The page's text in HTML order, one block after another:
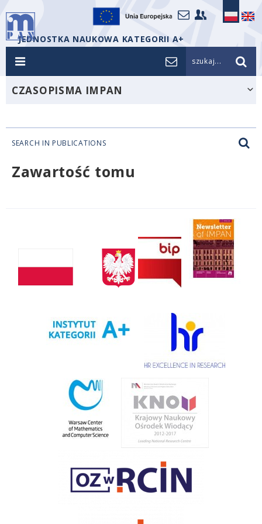
JEDNOSTKA NAUKOWA KATEGORII A+
szukaj...
CZASOPISMA IMPAN
SEARCH IN PUBLICATIONS
Zawartość tomu